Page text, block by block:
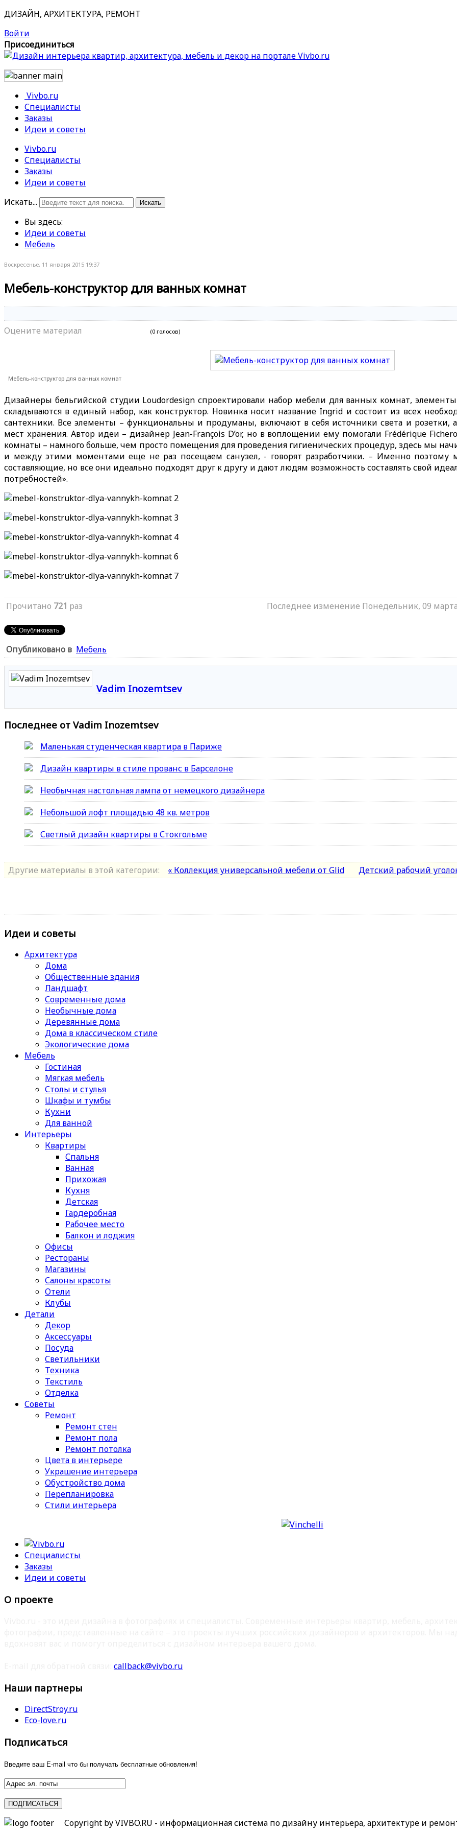
ДИЗАЙН, АРХИТЕКТУРА, РЕМОНТ
Войти
Присоединиться
Vivbo.ru
Специалисты
Заказы
Идеи и советы
Vivbo.ru
Специалисты
Заказы
Идеи и советы
Искать...
Искать
Вы здесь:
Идеи и советы
Мебель
Воскресенье, 11 января 2015 19:37
Мебель-конструктор для ванных комнат
Оцените материал (0 голосов)
Мебель-конструктор для ванных комнат
Дизайнеры бельгийской студии Loudordesign спроектировали набор мебели для ванных комнат,
складываются в единый набор, как конструктор. Новинка носит название Ingrid и состоит из всех
сантехники. Все элементы – функциональны и продуманы, включают в себя источники света и розетки,
мест хранения. Автор идеи – дизайнер Jean-François D’or, но в воплощении ему помогали Frédérique
комнаты – намного больше, чем просто помещения для проведения гигиенических процедур, здесь мы
и между этими моментами еще не раз посещаем санузел, - говорят разработчики. – Именно поэтому
составляющие, но все они идеально подходят друг к другу и дают людям возможность составлять свой
потребностей».
Прочитано 721 раз Последнее изменение Понедельник, 09 марта
Опубликовано в Мебель
Vadim Inozemtsev
Последнее от Vadim Inozemtsev
Маленькая студенческая квартира в Париже
Дизайн квартиры в стиле прованс в Барселоне
Необычная настольная лампа от немецкого дизайнера
Небольшой лофт площадью 48 кв. метров
Светлый дизайн квартиры в Стокгольме
Другие материалы в этой категории: « Коллекция универсальной мебели от Glid Детский рабочий
Идеи и советы
Архитектура
Дома
Общественные здания
Ландшафт
Современные дома
Необычные дома
Деревянные дома
Дома в классическом стиле
Экологические дома
Мебель
Гостиная
Мягкая мебель
Столы и стулья
Шкафы и тумбы
Кухни
Для ванной
Интерьеры
Квартиры
Спальня
Ванная
Прихожая
Кухня
Детская
Гардеробная
Рабочее место
Балкон и лоджия
Офисы
Рестораны
Магазины
Салоны красоты
Отели
Клубы
Детали
Декор
Аксессуары
Посуда
Светильники
Техника
Текстиль
Отделка
Советы
Ремонт
Ремонт стен
Ремонт пола
Ремонт потолка
Цвета в интерьере
Украшение интерьера
Обустройство дома
Перепланировка
Стили интерьера
Специалисты
Заказы
Идеи и советы
О проекте
callback@vivbo.ru
Наши партнеры
DirectStroy.ru
Eco-love.ru
Подписаться
Введите ваш E-mail что бы получать бесплатные обновления!
Copyright by VIVBO.RU - информационная система по дизайну интерьера, архитектуре и